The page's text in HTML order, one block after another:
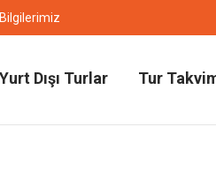
Yurt Dışı Turlar Tur